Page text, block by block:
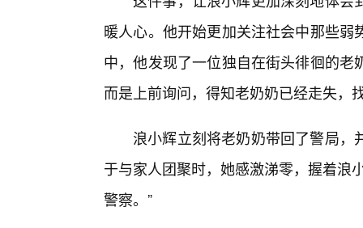
暖人心。他开始更加关注社会中那些
中，他发现了一位独自在街头徘徊的
而是上前询问，得知老奶奶已经走失，
浪小辉立刻将老奶奶带回了警局
于与家人团聚时，她感激涕零，握着浪
警察。”